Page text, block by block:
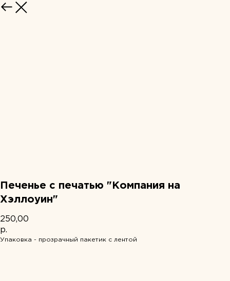
НАЗАД
Печенье с печатью "Компания на
Хэллоуин"
250,00
р.
Упаковка - прозрачный пакетик с лентой